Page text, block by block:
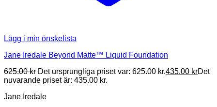
Lägg i min önskelista
Jane Iredale Beyond Matte™ Liquid Foundation
625.00kr Det ursprungliga priset var: 625.00 kr.435.00 krDet
nuvarande priset är: 435.00 kr.
Jane Iredale